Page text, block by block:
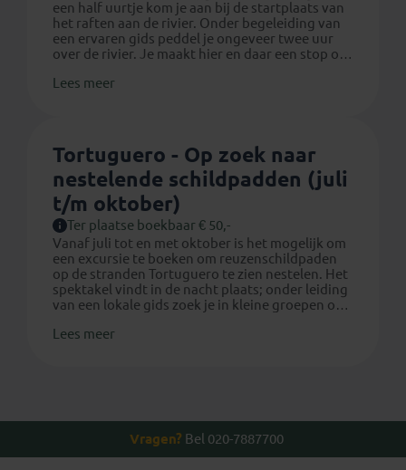
een half uurtje kom je aan bij de startplaats van
het raften aan de rivier. Onder begeleiding van
een ervaren gids peddel je ongeveer twee uur
over de rivier. Je maakt hier en daar een stop om
word getrakteerd op een lekkere snack
Inclusief: transport, lokale gids, benodigde
uitrusting en een snack.
Het minimum aantal deelnemers voor het raften
is vier.
Lees meer
Tortuguero - Op zoek naar
nestelende schildpadden (juli
t/m oktober)
Ter plaatse boekbaar € 50,-
Vanaf juli tot en met oktober is het mogelijk om
een excursie te boeken om reuzenschildpaden
op de stranden Tortuguero te zien nestelen. Het
spektakel vindt in de nacht plaats; onder leiding
van een lokale gids zoek je in kleine groepen op
kleding is vereist en er mogen helaas geen foto's
Lees meer
Vragen? Bel 020-7887700